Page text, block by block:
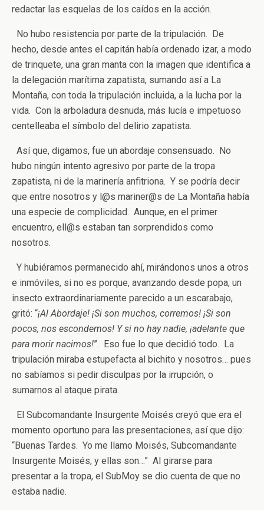
redactar las esquelas de los caídos en la acción.
No hubo resistencia por parte de la tripulación. De
hecho, desde antes el capitán había ordenado izar, a modo
de trinquete, una gran manta con la imagen que identifica a
la delegación marítima zapatista, sumando así a La
Montaña, con toda la tripulación incluida, a la lucha por la
vida. Con la arboladura desnuda, más lucía e impetuoso
centelleaba el símbolo del delirio zapatista.
Así que, digamos, fue un abordaje consensuado. No
hubo ningún intento agresivo por parte de la tropa
zapatista, ni de la marinería anfitriona. Y se podría decir
que entre nosotros y l@s mariner@s de La Montaña había
una especie de complicidad. Aunque, en el primer
encuentro, ell@s estaban tan sorprendidos como
nosotros.
Y hubiéramos permanecido ahí, mirándonos unos a otros
e inmóviles, si no es porque, avanzando desde popa, un
insecto extraordinariamente parecido a un escarabajo,
gritó: “¡Al Abordaje! ¡Si son muchos, corremos! ¡Si son
pocos, nos escondemos! Y si no hay nadie, ¡adelante que
para morir nacimos!”. Eso fue lo que decidió todo. La
tripulación miraba estupefacta al bichito y nosotros… pues
no sabíamos si pedir disculpas por la irrupción, o
sumarnos al ataque pirata.
El Subcomandante Insurgente Moisés creyó que era el
momento oportuno para las presentaciones, así que dijo:
“Buenas Tardes. Yo me llamo Moisés, Subcomandante
Insurgente Moisés, y ellas son…” Al girarse para
presentar a la tropa, el SubMoy se dio cuenta de que no
estaba nadie.